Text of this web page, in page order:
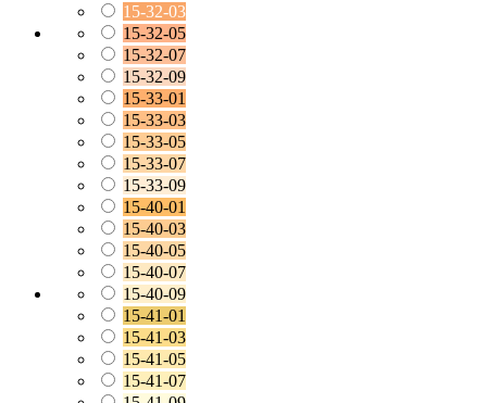
15-32-03
15-32-05
15-32-07
15-32-09
15-33-01
15-33-03
15-33-05
15-33-07
15-33-09
15-40-01
15-40-03
15-40-05
15-40-07
15-40-09
15-41-01
15-41-03
15-41-05
15-41-07